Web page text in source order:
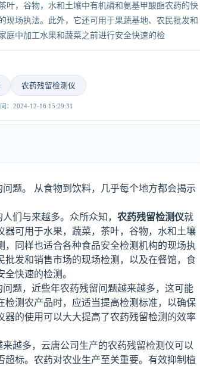
叶，谷物，水和土壤中有机磷和氨基甲酸酯农药的快
现场执法。此外，它还可用于果蔬基地、农民批发和
庭中加工水果和蔬菜之前进行安全快速的检
农药残留检测仪
：2024-12-16 15:29:31
题。 从食物到饮料，几乎每个地方都会揭示
们与来越多。众所众知， 农药残留检测仪就
器可用于水果，蔬菜，茶叶，谷物，水和土壤
同样也适合各种食品安全检测机构的现场执
批发和销售市场的现场检测，以及在餐馆，食
快速的检测。
题，近些年农药残留问题越来越多，这可能
检测农产品时，应适当提高检测标准，以确保
器的使用可以大大提高了农药残留检测的效率
越多，云唐公司生产的农药残留检测仪可以
标。农药对农业生产至关重要。有效抑制植